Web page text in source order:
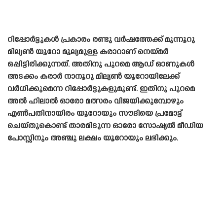
റിപ്പോർട്ടുകൾ പ്രകാരം രണ്ടു വർഷത്തേക്ക് മുന്നൂറു
മില്യൺ യൂറോ മൂല്യമുള്ള കരാറാണ് നെയ്‌മർ
ഒപ്പിട്ടിരിക്കുന്നത്. അതിനു പുറമെ ആഡ് ഓണുകൾ
അടക്കം കരാർ നാനൂറു മില്യൺ യൂറോയിലേക്ക്
വർധിക്കുമെന്ന റിപ്പോർട്ടുകളുമുണ്ട്. ഇതിനു പുറമെ
അൽ ഹിലാൽ ഓരോ മത്സരം വിജയിക്കുമ്പോഴും
എൺപതിനായിരം യൂറോയും സൗദിയെ പ്രമോട്ട്
ചെയ്‌തുകൊണ്ട് താരമിടുന്ന ഓരോ സോഷ്യൽ മീഡിയ
പോസ്റ്റിനും അഞ്ചു ലക്ഷം യൂറോയും ലഭിക്കും.